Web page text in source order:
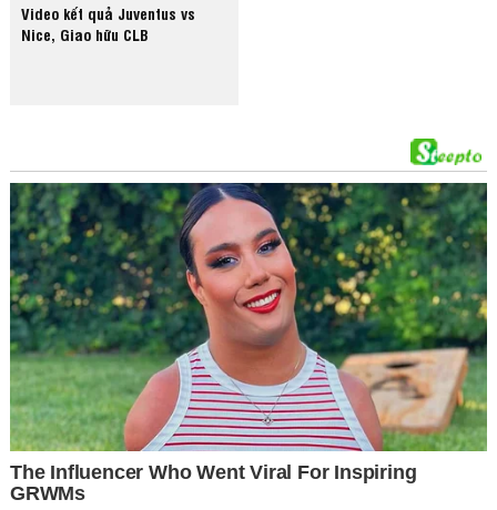
Video kết quả Juventus vs
Nice, Giao hữu CLB